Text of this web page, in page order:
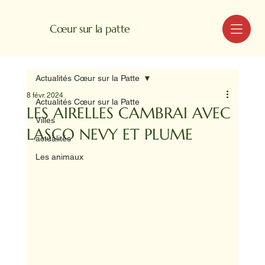
Cœur sur la patte MENU
Actualités Cœur sur la Patte
Villes
actualités
Les animaux
Actualités Cœur sur la Patte
LES AIRELLES CAMBRAI AVEC
LASCO NEVY ET PLUME
8 févr. 2024